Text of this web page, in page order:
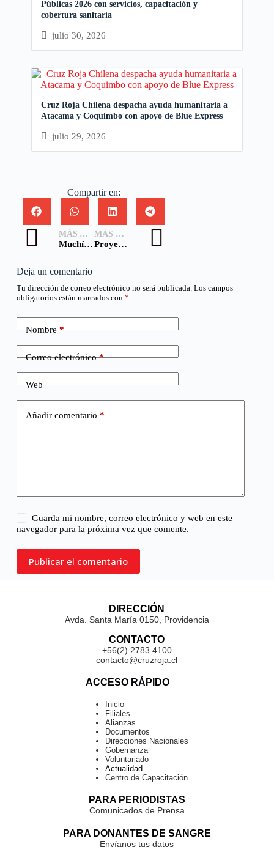
Públicas 2026 con servicios, capacitación y
cobertura sanitaria
julio 30, 2026
Cruz Roja Chilena despacha ayuda humanitaria a
Atacama y Coquimbo con apoyo de Blue Express
julio 29, 2026
Compartir en:
MÁS ANTIGUA
Muchísimas Gracias a los Voluntarios por la labor realizada en el Plebiscito Constitucional
MÁS NUEVA
Proyecto de Reducción de Riesgos realizo su último despliegue en la región de O’Higgins
Deja un comentario
Tu dirección de correo electrónico no será publicada. Los campos
obligatorios están marcados con *
Nombre*
Correo electrónico*
Web
Añadir comentario *
Guarda mi nombre, correo electrónico y web en este
navegador para la próxima vez que comente.
Publicar el comentario
DIRECCIÓN
Avda. Santa María 0150, Providencia
CONTACTO
+56(2) 2783 4100
contacto@cruzroja.cl
ACCESO RÁPIDO
Inicio
Filiales
Alianzas
Documentos
Direcciones Nacionales
Gobernanza
Voluntariado
Actualidad
Centro de Capacitación
PARA PERIODISTAS
Comunicados de Prensa
PARA DONANTES DE SANGRE
Envíanos tus datos